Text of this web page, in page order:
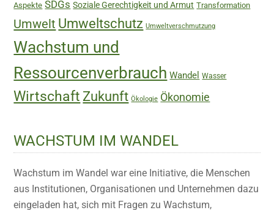
Aspekte SDGs Soziale Gerechtigkeit und Armut Transformation
Umwelt Umweltschutz Umweltverschmutzung
Wachstum und
Ressourcenverbrauch Wandel Wasser
Wirtschaft Zukunft Ökologie Ökonomie
WACHSTUM IM WANDEL
Wachstum im Wandel war eine Initiative, die Menschen
aus Institutionen, Organisationen und Unternehmen dazu
eingeladen hat, sich mit Fragen zu Wachstum,